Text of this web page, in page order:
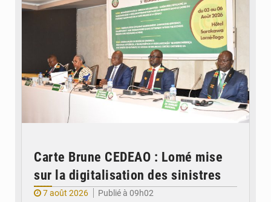
Carte Brune CEDEAO : Lomé mise
sur la digitalisation des sinistres
7 août 2026
Publié à 09h02